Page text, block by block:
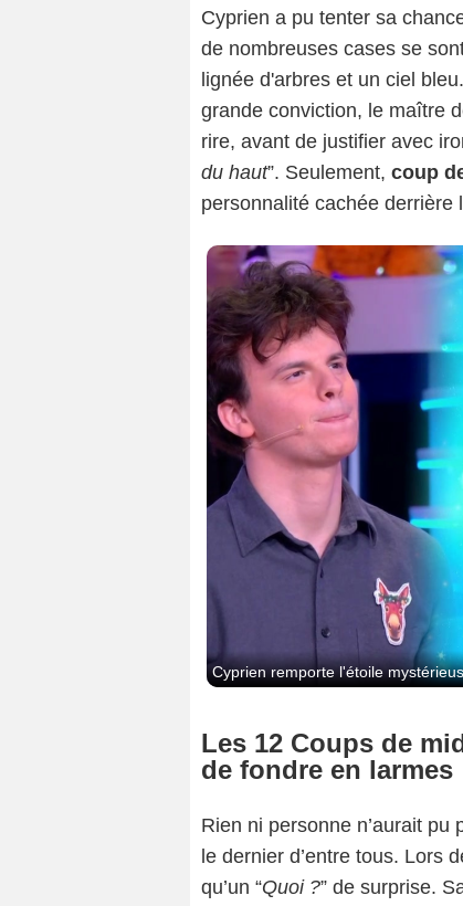
Cyprien a pu tenter sa
de nombreuses cases se
lignée d'arbres et un ciel bleu.
grande conviction, le maître
rire, avant de justifier avec
du haut”. Seulement, coup
personnalité cachée derrière
Cyprien remporte l'étoile
Les 12 Coups de
de fondre en larmes
Rien ni personne n’aurait
le dernier d’entre tous. Lors
qu’un “Quoi ?” de surprise.